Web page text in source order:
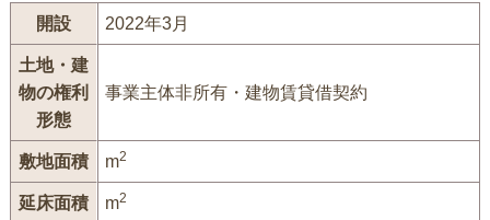
開設 2022年3月
土地・建
物の権利
形態
事業主体非所有・建物賃貸借契約
敷地面積 m2
延床面積 m2